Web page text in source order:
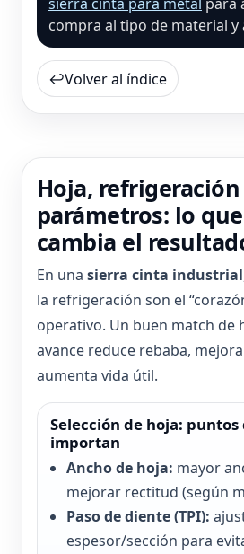
compra al tipo de material y
↩Volver al índice
Hoja,
parámetros: lo
cambia el
En una sierra cinta industrial
la refrigeración son el
operativo. Un buen match de
avance reduce rebaba,
aumenta vida útil.
Selección de hoja: puntos
importan
Ancho de hoja: mayor
mejorar rectitud (según
Paso de diente (TPI):
espesor/sección para